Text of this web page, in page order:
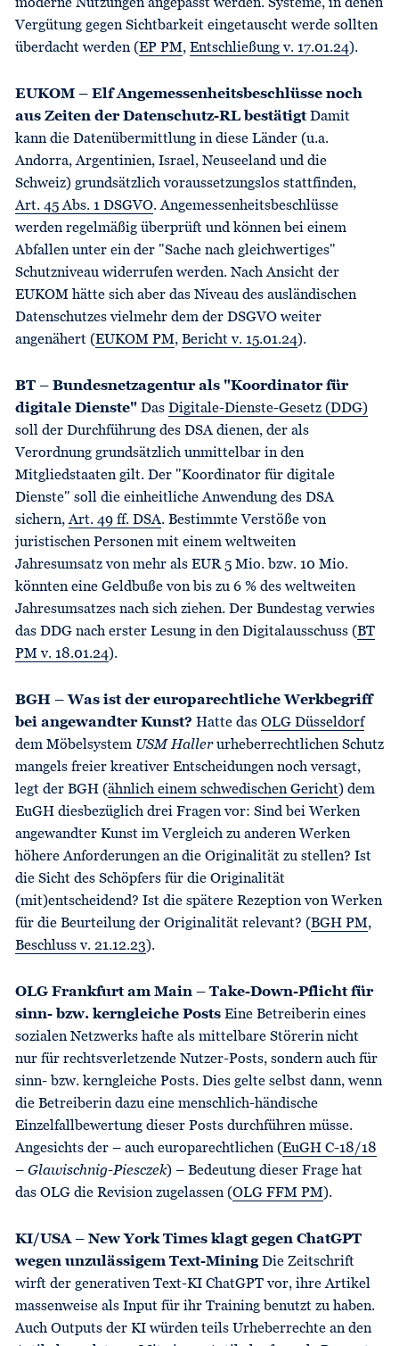
moderne Nutzungen angepasst werden. Systeme, in denen
Vergütung gegen Sichtbarkeit eingetauscht werde sollten
überdacht werden (EP PM, Entschließung v. 17.01.24).
EUKOM – Elf Angemessenheitsbeschlüsse noch
aus Zeiten der Datenschutz-RL bestätigtDamit
kann die Datenübermittlung in diese Länder (u.a.
Andorra, Argentinien, Israel, Neuseeland und die
Schweiz) grundsätzlich voraussetzungslos stattfinden,
Art. 45 Abs. 1 DSGVO. Angemessenheitsbeschlüsse
werden regelmäßig überprüft und können bei einem
Abfallen unter ein der "Sache nach gleichwertiges"
Schutzniveau widerrufen werden. Nach Ansicht der
EUKOM hätte sich aber das Niveau des ausländischen
Datenschutzes vielmehr dem der DSGVO weiter
angenähert (EUKOM PM, Bericht v. 15.01.24).
BT – Bundesnetzagentur als "Koordinator für
digitale Dienste" Das Digitale-Dienste-Gesetz (DDG)
soll der Durchführung des DSA dienen, der als
Verordnung grundsätzlich unmittelbar in den
Mitgliedstaaten gilt. Der "Koordinator für digitale
Dienste" soll die einheitliche Anwendung des DSA
sichern,Art. 49 ff. DSA. Bestimmte Verstöße von
juristischen Personen mit einem weltweiten
Jahresumsatz von mehr als EUR 5 Mio. bzw. 10 Mio.
könnten eine Geldbuße von bis zu 6 % des weltweiten
Jahresumsatzes nach sich ziehen. Der Bundestag verwies
das DDG nach erster Lesung in den Digitalausschuss (BT
PM v. 18.01.24).
BGH – Was ist der europarechtliche Werkbegriff
bei angewandter Kunst? Hatte das OLG Düsseldorf
dem Möbelsystem USM Hallerurheberrechtlichen Schutz
mangels freier kreativer Entscheidungen noch versagt,
legt der BGH (ähnlich einem schwedischen Gericht) dem
EuGH diesbezüglich drei Fragen vor: Sind bei Werken
angewandter Kunst im Vergleich zu anderen Werken
höhere Anforderungen an die Originalität zu stellen? Ist
die Sicht des Schöpfers für die Originalität
(mit)entscheidend? Ist die spätere Rezeption von Werken
für die Beurteilung der Originalität relevant? (BGH PM,
Beschluss v. 21.12.23).
OLG Frankfurt am Main – Take-Down-Pflicht für
sinn- bzw. kerngleiche Posts Eine Betreiberin eines
sozialen Netzwerks hafte als mittelbare Störerin nicht
nur für rechtsverletzende Nutzer-Posts, sondern auch für
sinn- bzw. kerngleiche Posts. Dies gelte selbst dann, wenn
die Betreiberin dazu eine menschlich-händische
Einzelfallbewertung dieser Posts durchführen müsse.
Angesichts der – auch europarechtlichen (EuGH C-18/18
– Glawischnig-Piesczek) – Bedeutung dieser Frage hat
das OLG die Revision zugelassen (OLG FFM PM).
KI/USA – New York Times klagt gegen ChatGPT
wegen unzulässigem Text-MiningDie Zeitschrift
wirft der generativen Text-KI ChatGPT vor, ihre Artikel
massenweise als Input für ihr Training benutzt zu haben.
Auch Outputs der KI würden teils Urheberrechte an den